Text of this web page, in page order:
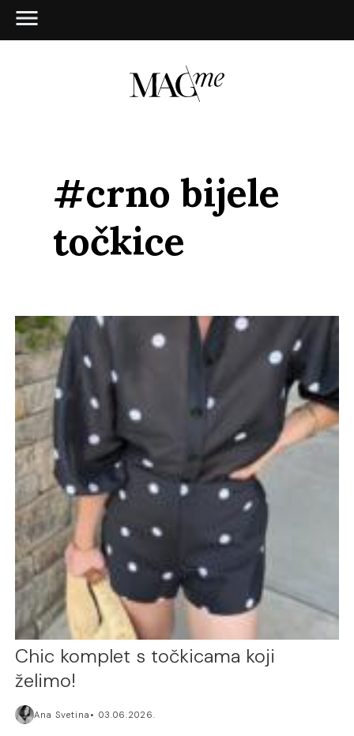
#crno bijele
točkice
Chic komplet s točkicama koji
želimo!
Ana Svetina 03.06.2026.